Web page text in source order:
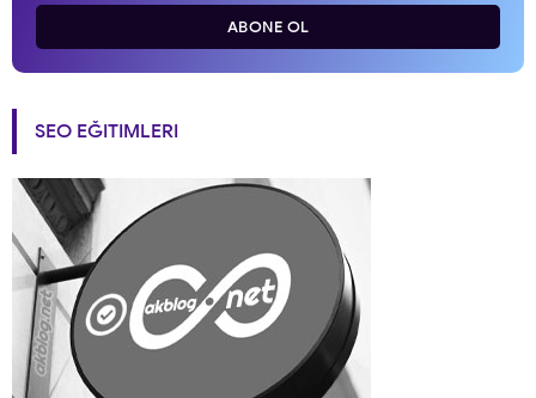
ABONE OL
SEO EĞITIMLERI